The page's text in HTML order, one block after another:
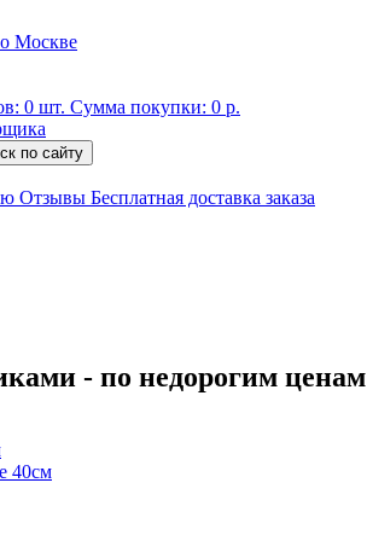
Москве
0 шт. Сумма покупки: 0 р.
Отзывы Бесплатная доставка заказа
- по недорогим ценам
40см